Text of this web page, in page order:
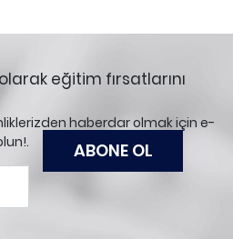
eğitim fırsatlarını
haberdar olmak için e-